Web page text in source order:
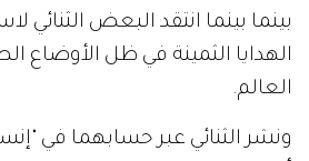
بينما بينما انتقد البعض الثنائي
الهدايا الثمينة في ظل الأوضاع
العالم.
ونشر الثنائي عبر حسابهما في